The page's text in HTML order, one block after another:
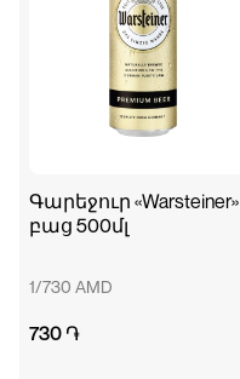
Գարեջուր «Warsteiner»
բաց 500մլ
1/730 AMD
730 ֏